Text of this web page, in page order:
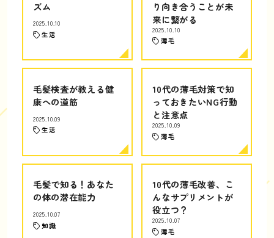
ズム
2025.10.10
生活
り向き合うことが未
来に繋がる
2025.10.10
薄毛
毛髪検査が教える健
康への道筋
2025.10.09
生活
10代の薄毛対策で知
っておきたいNG行動
と注意点
2025.10.09
薄毛
毛髪で知る！あなた
の体の潜在能力
2025.10.07
知識
10代の薄毛改善、こ
んなサプリメントが
役立つ？
2025.10.07
薄毛